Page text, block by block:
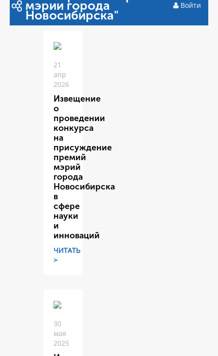
мэрии города
Новосибирска"
Войти
21
апр
2026
Извещение
о
проведении
конкурса
на
присуждение
премий
мэрий
города
Новосибирска
в
сфере
науки
и
инноваций
ЧИТАТЬ
>
30
мая
2025